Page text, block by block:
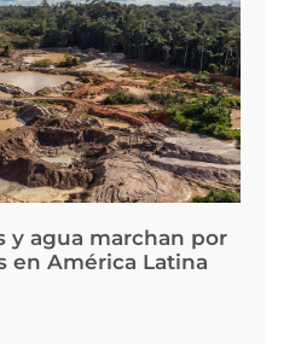
y agua marchan por
en América Latina